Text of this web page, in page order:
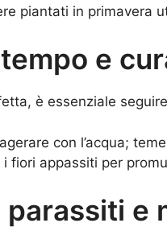
piantati in primavera
e
è essenziale
con l’acqua;
i fiori appassiti per
e